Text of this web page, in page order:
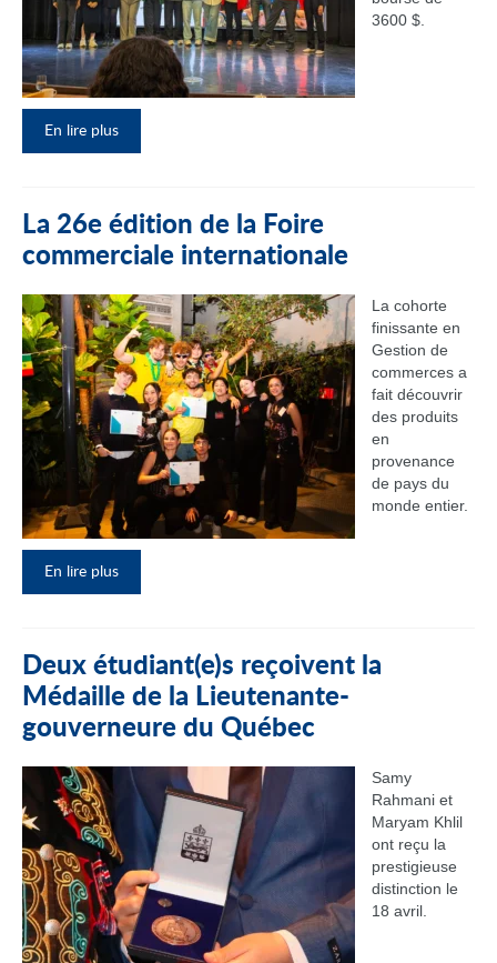
3600 $.
En lire plus
La 26e édition de la Foire
commerciale internationale
La cohorte
finissante en
Gestion de
commerces a
fait découvrir
des produits
en
provenance
de pays du
monde entier.
En lire plus
Deux étudiant(e)s reçoivent la
Médaille de la Lieutenante-
gouverneure du Québec
Samy
Rahmani et
Maryam Khlil
ont reçu la
prestigieuse
distinction le
18 avril.